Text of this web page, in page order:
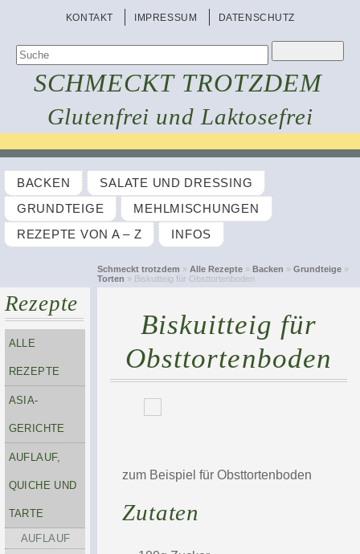
KONTAKT IMPRESSUM DATENSCHUTZ
SCHMECKT TROTZDEM
Glutenfrei und Laktosefrei
BACKEN
SALATE UND DRESSING
GRUNDTEIGE
MEHLMISCHUNGEN
REZEPTE VON A – Z
INFOS
Schmeckt trotzdem » Alle Rezepte» Backen » Grundteige»
Torten » Biskuitteig für Obsttortenboden
Rezepte
ALLE
REZEPTE
ASIA-
GERICHTE
AUFLAUF,
QUICHE UND
TARTE
AUFLAUF
Biskuitteig für
Obsttortenboden
zum Beispiel für Obsttortenboden
Zutaten